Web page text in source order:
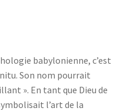
babylonienne, c’est
Son nom pourrait
». En tant que Dieu de
l’art de la